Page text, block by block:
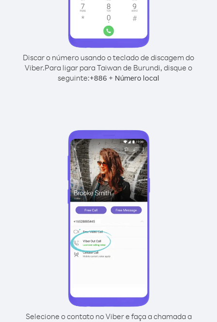
Discar o número usando o teclado de discagem do
Viber.Para ligar para Taiwan de Burundi, disque o
seguinte:+886 + Número local
Selecione o contato no Viber e faça a chamada a